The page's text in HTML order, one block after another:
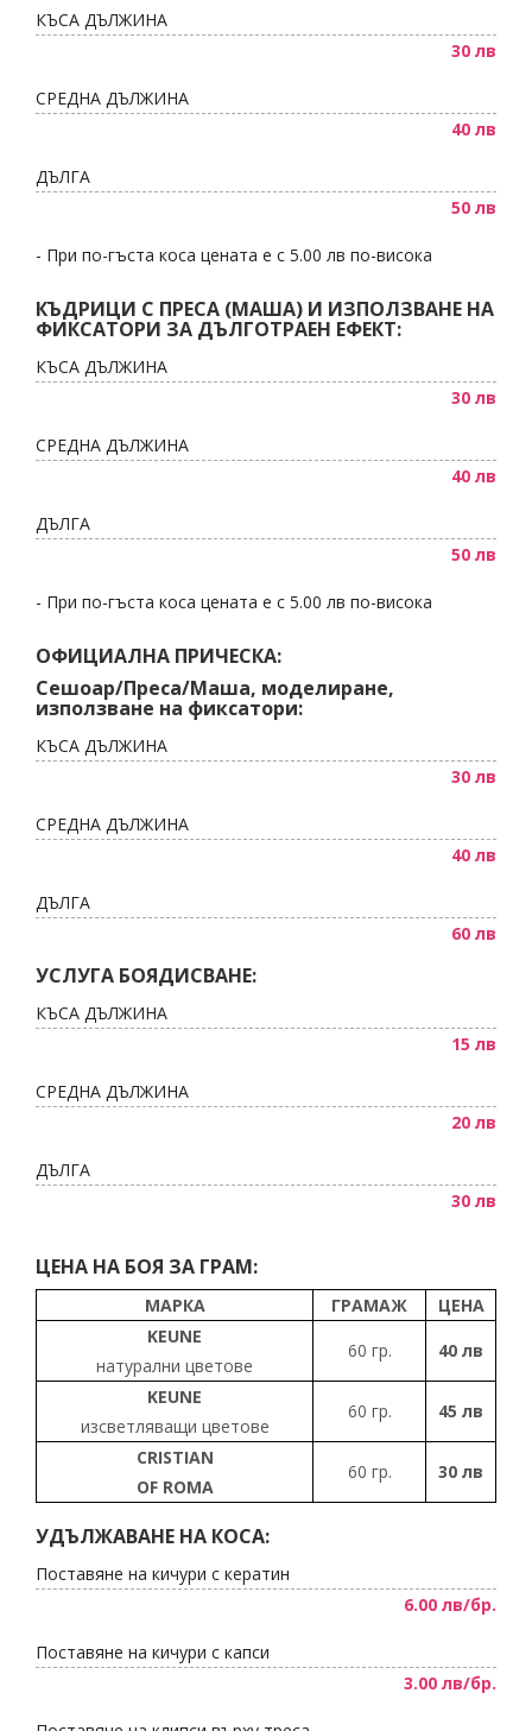
КЪСА ДЪЛЖИНА
30 лв
СРЕДНА ДЪЛЖИНА
40 лв
ДЪЛГА
50 лв
- При по-гъста коса цената е с 5.00 лв по-висока
КЪДРИЦИ С ПРЕСА (МАША) И ИЗПОЛЗВАНЕ НА
ФИКСАТОРИ ЗА ДЪЛГОТРАЕН ЕФЕКТ:
КЪСА ДЪЛЖИНА
30 лв
СРЕДНА ДЪЛЖИНА
40 лв
ДЪЛГА
50 лв
- При по-гъста коса цената е с 5.00 лв по-висока
ОФИЦИАЛНА ПРИЧЕСКА:
Сешоар/Преса/Маша, моделиране,
използване на фиксатори:
КЪСА ДЪЛЖИНА
30 лв
СРЕДНА ДЪЛЖИНА
40 лв
ДЪЛГА
60 лв
УСЛУГА БОЯДИСВАНЕ:
КЪСА ДЪЛЖИНА
15 лв
СРЕДНА ДЪЛЖИНА
20 лв
ДЪЛГА
30 лв
ЦЕНА НА БОЯ ЗА ГРАМ:
МАРКА ГРАМАЖ
ЦЕНА
KEUNE
натурални цветове
60 гр. 40 лв
KEUNE
изсветляващи цветове
60 гр. 45 лв
CRISTIAN
OF ROMA
60 гр. 30 лв
УДЪЛЖАВАНЕ НА КОСА:
Поставяне на кичури с кератин
6.00 лв/бр.
Поставяне на кичури с капси
3.00 лв/бр.